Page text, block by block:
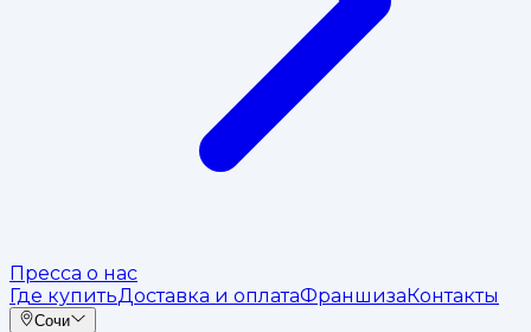
Пресса о нас
Где купитьДоставка и оплатаФраншизаКонтакты
Сочи